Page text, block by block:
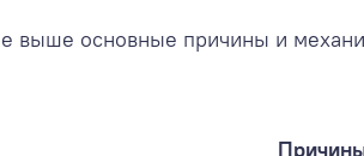
выше основные причины и